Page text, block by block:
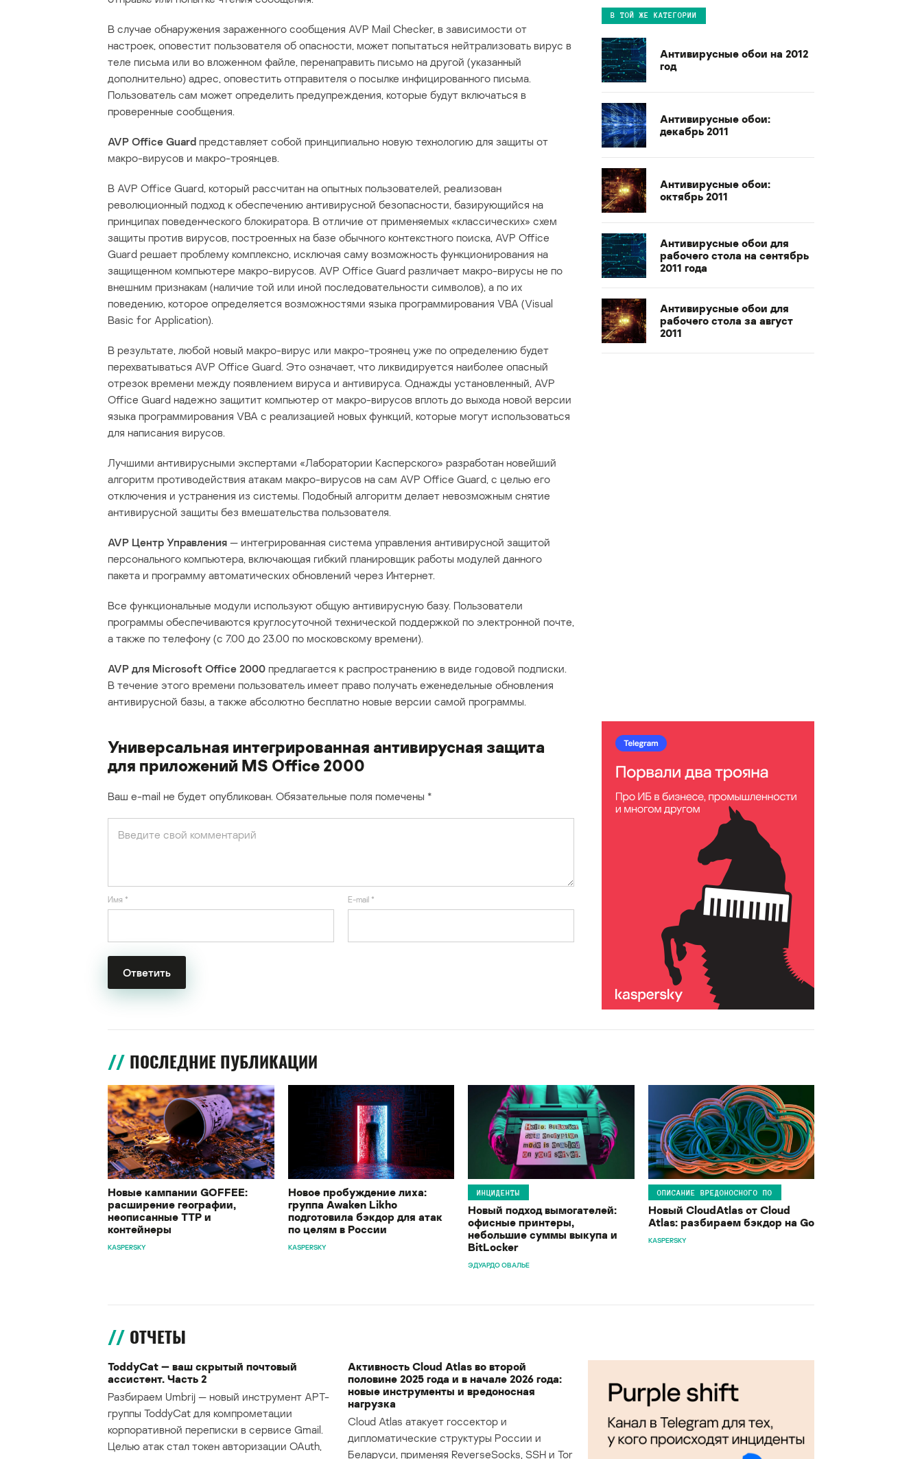
В случае обнаружения зараженного сообщения AVP Mail Checker, в зависимости от
настроек, оповестит пользователя об опасности, может попытаться нейтрализовать вирус в
теле письма или во вложенном файле, перенаправить письмо на другой (указанный
дополнительно) адрес, оповестить отправителя о посылке инфицированного письма.
Пользователь сам может определить предупреждения, которые будут включаться в
проверенные сообщения.
AVP Office Guard представляет собой принципиально новую технологию для защиты от
макро-вирусов и макро-троянцев.
В AVP Office Guard, который рассчитан на опытных пользователей, реализован
революционный подход к обеспечению антивирусной безопасности, базирующийся на
принципах поведенческого блокиратора. В отличие от применяемых «классических» схем
защиты против вирусов, построенных на базе обычного контекстного поиска, AVP Office
Guard решает проблему комплексно, исключая саму возможность функционирования на
защищенном компьютере макро-вирусов. AVP Office Guard различает макро-вирусы не по
внешним признакам (наличие той или иной последовательности символов), а по их
поведению, которое определяется возможностями языка программирования VBA (Visual
Basic for Application).
В результате, любой новый макро-вирус или макро-троянец уже по определению будет
перехватываться AVP Office Guard. Это означает, что ликвидируется наиболее опасный
отрезок времени между появлением вируса и антивируса. Однажды установленный, AVP
Office Guard надежно защитит компьютер от макро-вирусов вплоть до выхода новой версии
языка программирования VBA с реализацией новых функций, которые могут использоваться
для написания вирусов.
Лучшими антивирусными экспертами «Лаборатории Касперского» разработан новейший
алгоритм противодействия атакам макро-вирусов на сам AVP Office Guard, с целью его
отключения и устранения из системы. Подобный алгоритм делает невозможным снятие
антивирусной защиты без вмешательства пользователя.
AVP Центр Управления — интегрированная система управления антивирусной защитой
персонального компьютера, включающая гибкий планировщик работы модулей данного
пакета и программу автоматических обновлений через Интернет.
Все функциональные модули используют общую антивирусную базу. Пользователи
программы обеспечиваются круглосуточной технической поддержкой по электронной почте,
а также по телефону (с 7.00 до 23.00 по московскому времени).
AVP для Microsoft Office 2000 предлагается к распространению в виде годовой подписки.
В течение этого времени пользователь имеет право получать еженедельные обновления
антивирусной базы, а также абсолютно бесплатно новые версии самой программы.
Универсальная интегрированная антивирусная защита
для приложений MS Office 2000
Ваш e-mail не будет опубликован. Обязательные поля помечены *
Имя * E-mail *
В ТОЙ ЖЕ КАТЕГОРИИ
Антивирусные обои на 2012
год
Антивирусные обои:
декабрь 2011
Антивирусные обои:
октябрь 2011
Антивирусные обои для
рабочего стола на сентябрь
2011 года
Антивирусные обои для
рабочего стола за август
2011
ПОСЛЕДНИЕ ПУБЛИКАЦИИ
Новые кампании GOFFEE:
расширение географии,
неописанные TTP и
контейнеры
KASPERSKY
Новое пробуждение лиха:
группа Awaken Likho
подготовила бэкдор для атак
по целям в России
KASPERSKY
ИНЦИДЕНТЫ
Новый подход вымогателей:
офисные принтеры,
небольшие суммы выкупа и
BitLocker
ЭДУАРДО ОВАЛЬЕ
ОПИСАНИЕ ВРЕДОНОСНОГО ПО
Новый CloudAtlas от Cloud
Atlas: разбираем бэкдор на Go
KASPERSKY
ОТЧЕТЫ
ToddyCat — ваш скрытый почтовый
ассистент. Часть 2
Разбираем Umbrij — новый инструмент APT-
группы ToddyCat для компрометации
корпоративной переписки в сервисе Gmail.
Целью атак стал токен авторизации OAuth,
Активность Cloud Atlas во второй
половине 2025 года и в начале 2026 года:
новые инструменты и вредоносная
нагрузка
Cloud Atlas атакует госсектор и
дипломатические структуры России и
Беларуси, применяя ReverseSocks, SSH и Tor